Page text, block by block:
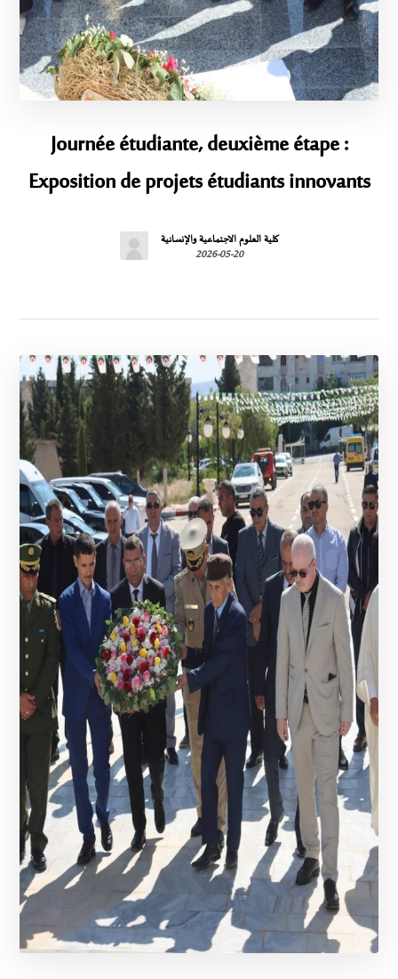
Journée étudiante, deuxième étape :
Exposition de projets étudiants innovants
كلية العلوم الاجتماعية والإنسانية
2026-05-20